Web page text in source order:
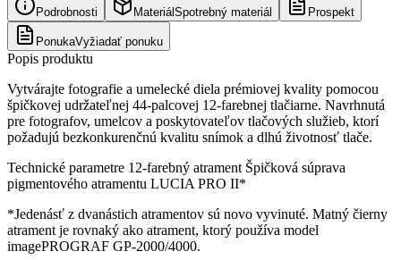
Podrobnosti Materiál Spotrebný materiál Prospekt
PonukaVyžiadať ponuku
Popis produktu
Vytvárajte fotografie a umelecké diela prémiovej kvality pomocou
špičkovej udržateľnej 44-palcovej 12-farebnej tlačiarne. Navrhnutá
pre fotografov, umelcov a poskytovateľov tlačových služieb, ktorí
požadujú bezkonkurenčnú kvalitu snímok a dlhú životnosť tlače.
Technické parametre 12-farebný atrament Špičková súprava
pigmentového atramentu LUCIA PRO II*
*Jedenásť z dvanástich atramentov sú novo vyvinuté. Matný čierny
atrament je rovnaký ako atrament, ktorý používa model
imagePROGRAF GP-2000/4000.